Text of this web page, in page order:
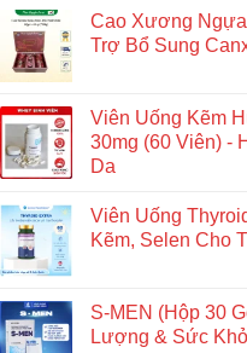
Cao Xương Ngựa
Trợ Bổ Sung
Viên Uống Kẽm
30mg (60 Viên) -
Da
Viên Uống
Kẽm, Selen Cho
S-MEN (Hộp 30
Lượng & Sức